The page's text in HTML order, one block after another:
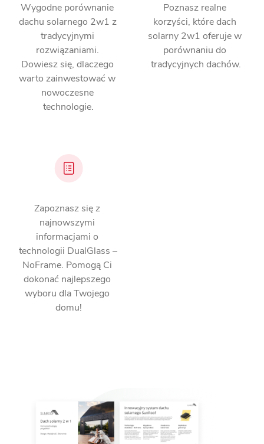
Wygodne porównanie
dachu solarnego 2w1 z
tradycyjnymi
rozwiązaniami.
Dowiesz się, dlaczego
warto zainwestować w
nowoczesne
technologie.
Poznasz realne
korzyści, które dach
solarny 2w1 oferuje w
porównaniu do
tradycyjnych dachów.
Zapoznasz się z
najnowszymi
informacjami o
technologii DualGlass –
NoFrame. Pomogą Ci
dokonać najlepszego
wyboru dla Twojego
domu!